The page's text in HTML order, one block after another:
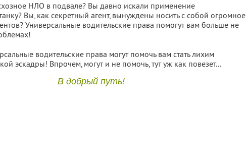
НЛО в подвале? Вы давно искали применение
Вы, как секретный агент, вынуждены носить с собой огромное
Универсальные водительские права помогут вам больше не
водительские права могут помочь вам стать лихим
эскадры! Впрочем, могут и не помочь, тут уж как повезет...
В добрый путь!